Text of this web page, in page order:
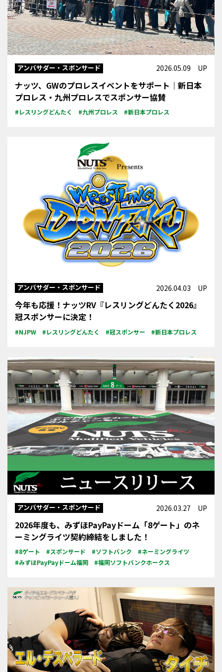
アンバサダー・スポンサード 2026.05.09 UP
ナッツ、GWのプロレスイベントをサポート｜新日本
プロレス・九州プロレスでスポンサー協賛
#レスリングどんたく #九州プロレス #新日本プロレス
アンバサダー・スポンサード 2026.04.03 UP
今年も応援！ナッツRV『レスリングどんたく2026』
冠スポンサーに決定！
#NJPW #レスリングどんたく #冠スポンサー #新日本プロレス
アンバサダー・スポンサード 2026.03.27 UP
2026年度も、みずほPayPayドーム「8ゲート」のネ
ーミングライツ契約締結をしました！
#8ゲート #スポンサード #ソフトバンク
#ネーミングライツ
#みずほPayPayドーム福岡
#福岡ソフトバンクホークス